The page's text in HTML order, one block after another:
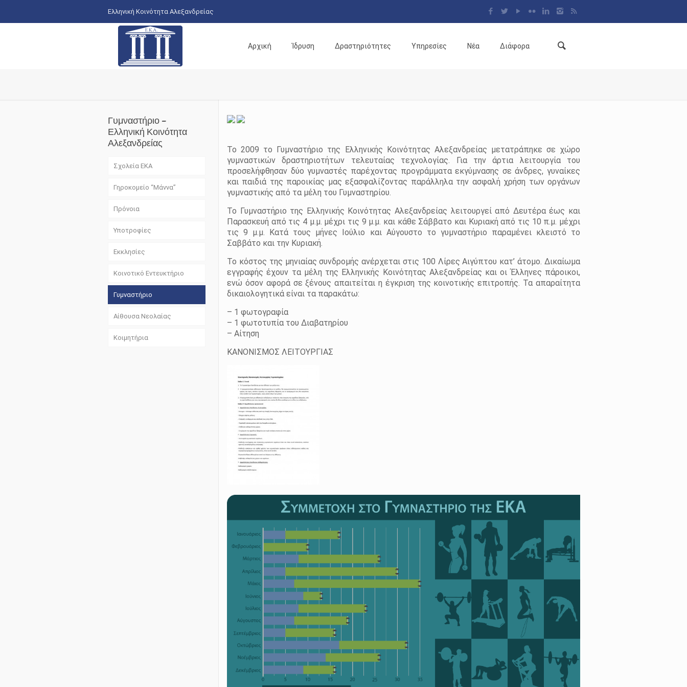
Ελληνική Κοινότητα Αλεξανδρείας
Αρχική Ίδρυση Δραστηριότητες Υπηρεσίες Νέα Διάφορα
Το 2009 το Γυμναστήριο της Ελληνικής Κοινότητας Αλεξανδρείας μετατράπηκε σε χώρο
γυμναστικών δραστηριοτήτων τελευταίας τεχνολογίας. Για την άρτια λειτουργία του
προσελήφθησαν δύο γυμναστές παρέχοντας προγράμματα εκγύμνασης σε άνδρες, γυναίκες
και παιδιά της παροικίας μας εξασφαλίζοντας παράλληλα την ασφαλή χρήση των οργάνων
γυμναστικής από τα μέλη του Γυμναστηρίου.
Το Γυμναστήριο της Ελληνικής Κοινότητας Αλεξανδρείας λειτουργεί από Δευτέρα έως και
Παρασκευή από τις 4 μ.μ. μέχρι τις 9 μ.μ. και κάθε Σάββατο και Κυριακή από τις 10 π.μ. μέχρι
τις 9 μ.μ. Κατά τους μήνες Ιούλιο και Αύγουστο το γυμναστήριο παραμένει κλειστό το
Σαββάτο και την Κυριακή.
Το κόστος της μηνιαίας συνδρομής ανέρχεται στις 100 Λίρες Αιγύπτου κατ’ άτομο. Δικαίωμα
εγγραφής έχουν τα μέλη της Ελληνικής Κοινότητας Αλεξανδρείας και οι Έλληνες πάροικοι,
ενώ όσον αφορά σε ξένους απαιτείται η έγκριση της κοινοτικής επιτροπής. Τα απαραίτητα
δικαιολογητικά είναι τα παρακάτω:
– 1 φωτογραφία
– 1 φωτοτυπία του Διαβατηρίου
– Αίτηση
ΚΑΝΟΝΙΣΜΟΣ ΛΕΙΤΟΥΡΓΙΑΣ
Γυμναστήριο –
Ελληνική Κοινότητα
Αλεξανδρείας
Σχολεία ΕΚΑ
Γηροκομείο “Μάννα”
Πρόνοια
Υποτροφίες
Εκκλησίες
Κοινοτικό Εντευκτήριο
Γυμναστήριο
Αίθουσα Νεολαίας
Κοιμητήρια